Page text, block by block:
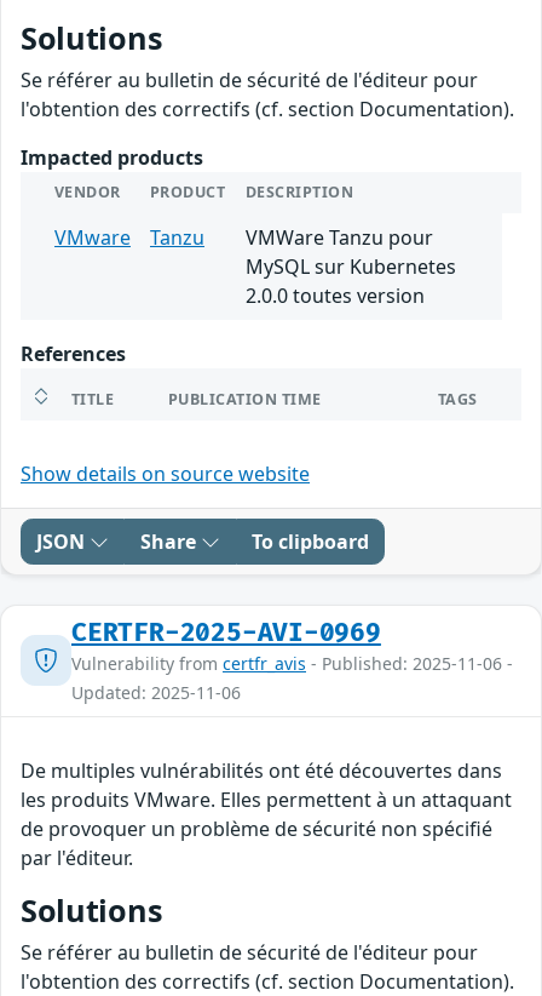
Solutions
Se référer au bulletin de sécurité de l'éditeur pour
l'obtention des correctifs (cf. section Documentation).
Impacted products
VENDOR PRODUCT DESCRIPTION
VMware Tanzu
VMWare Tanzu pour
MySQL sur Kubernetes
2.0.0 toutes version
References
TITLE PUBLICATION TIME TAGS
Show details on source website
JSON Share To clipboard
CERTFR-2025-AVI-0969
Vulnerability from certfr_avis - Published: 2025-11-06 -
Updated: 2025-11-06
De multiples vulnérabilités ont été découvertes dans
les produits VMware. Elles permettent à un attaquant
de provoquer un problème de sécurité non spécifié
par l'éditeur.
Solutions
Se référer au bulletin de sécurité de l'éditeur pour
l'obtention des correctifs (cf. section Documentation).